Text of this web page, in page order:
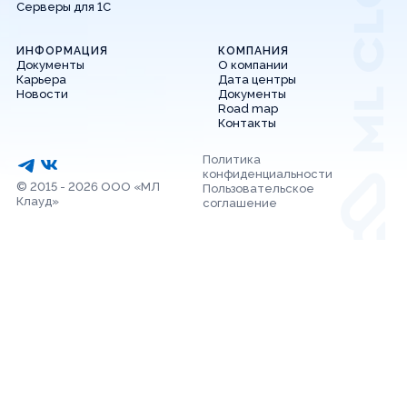
Серверы для 1С
ИНФОРМАЦИЯ
Документы
Карьера
Новости
КОМПАНИЯ
О компании
Дата центры
Документы
Road map
Контакты
© 2015 - 2026 ООО «МЛ
Клауд»
Политика
конфиденциальности
Пользовательское
соглашение